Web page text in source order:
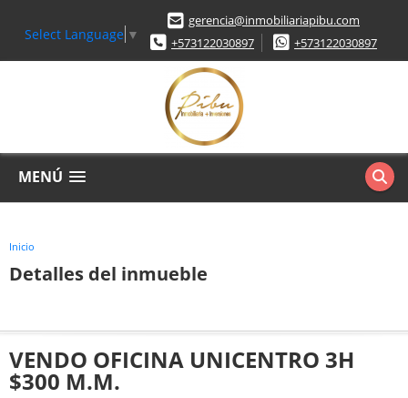
Select Language ▼
gerencia@inmobiliariapibu.com
+573122030897
+573122030897
MENÚ
Inicio
Detalles del inmueble
VENDO OFICINA UNICENTRO 3H
$300 M.M.